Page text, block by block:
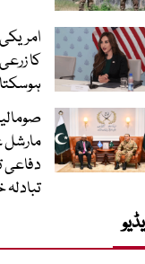
کا
مارشل
دفاعی